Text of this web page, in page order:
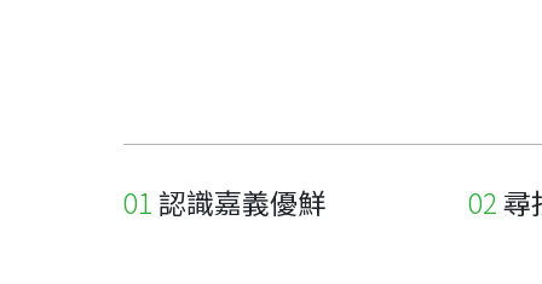
認識嘉義優鮮 尋